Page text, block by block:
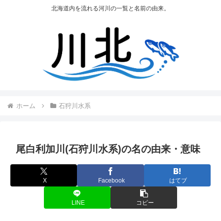
北海道内を流れる河川の一覧と名前の由来。
ホーム 石狩川水系
尾白利加川(石狩川水系)の名の由来・意味
X Facebook はてブ
LINE コピー